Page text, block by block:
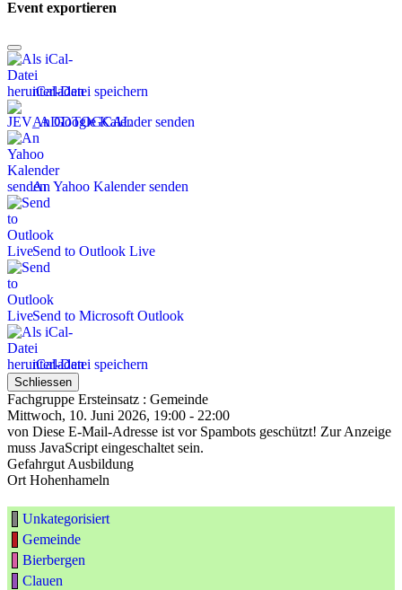
Event exportieren
iCal-Datei speichern
An Google Kalender senden
An Yahoo Kalender senden
Send to Outlook Live
Send to Microsoft Outlook
iCal-Datei speichern
Schliessen
Fachgruppe Ersteinsatz : Gemeinde
Mittwoch, 10. Juni 2026, 19:00 - 22:00
von Diese E-Mail-Adresse ist vor Spambots geschützt! Zur Anzeige
muss JavaScript eingeschaltet sein.
Gefahrgut Ausbildung
Ort Hohenhameln
Unkategorisiert
Gemeinde
Bierbergen
Clauen